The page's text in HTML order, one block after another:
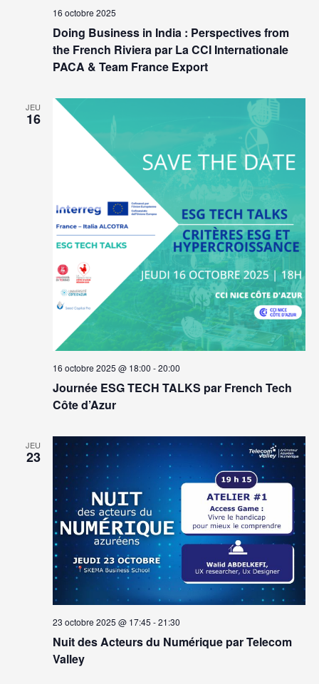
Doing Business in India : Perspectives from
the French Riviera par La CCI Internationale
PACA & Team France Export
16 octobre 2025
JEU
16
Journée ESG TECH TALKS par French Tech
Côte d’Azur
16 octobre 2025 @ 18:00 -20:00
JEU
23
Nuit des Acteurs du Numérique par Telecom
Valley
23 octobre 2025 @ 17:45 -21:30